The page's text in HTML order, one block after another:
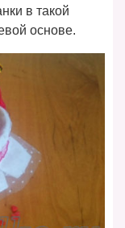
в такой
основе.